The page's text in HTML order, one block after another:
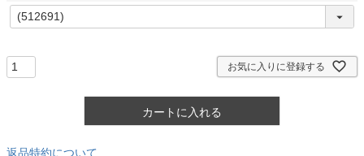
(
必
お気に入りに登録する
カートに入れる
返品特約について